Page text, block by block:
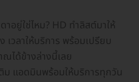
อยู่ใช่ไหม? HD ทำลิสต์มาให้
วลาให้บริการ พร้อมเปรียบ
ณได้ข้างล่างนี้เลย
ม แอดมินพร้อมให้บริการทุกวัน